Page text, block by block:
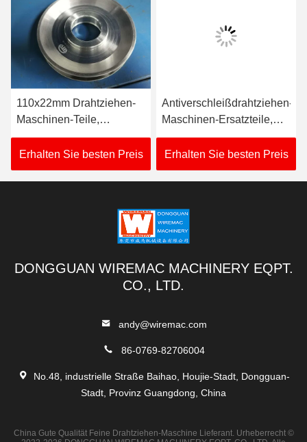
110x22mm Drahtziehen-
Maschinen-Teile,
Legierungs-
Aluminiumumlenkrolle
Erhalten Sie besten Preis
Antiverschleißdrahtziehen-
Maschinen-Ersatzteile,
Förderband PVCs Habasit
Erhalten Sie besten Preis
DONGGUAN WIREMAC MACHINERY EQPT.
CO., LTD.
andy@wiremac.com
86-0769-82706004
No.48, industrielle Straße Baihao, Houjie-Stadt, Dongguan-
Stadt, Provinz Guangdong, China
China Gute Qualität Feine Drahtziehen-Maschine Lieferant. Urheberrecht ©